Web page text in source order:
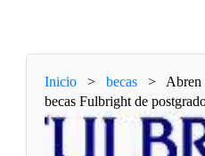
Inicio > becas >
Abren
becas Fulbright de